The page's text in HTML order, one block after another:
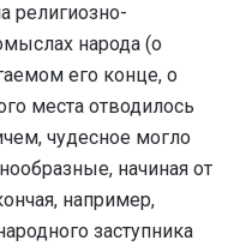
религиозно-
народа (о
его конце, о
места отводилось
чудесное могло
начиная от
например,
заступника